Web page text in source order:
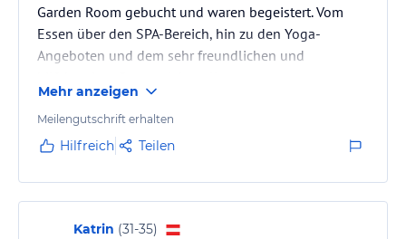
Garden Room gebucht und waren begeistert. Vom
Essen über den SPA-Bereich, hin zu den Yoga-
Angeboten und dem sehr freundlichen und
Mehr anzeigen
Meilengutschrift erhalten
Hilfreich Teilen
Katrin (31-35)